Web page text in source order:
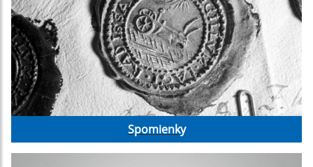
Spomienky